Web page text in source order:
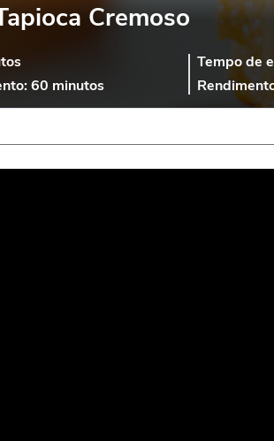
Cremoso
60 minutos
Tempo de